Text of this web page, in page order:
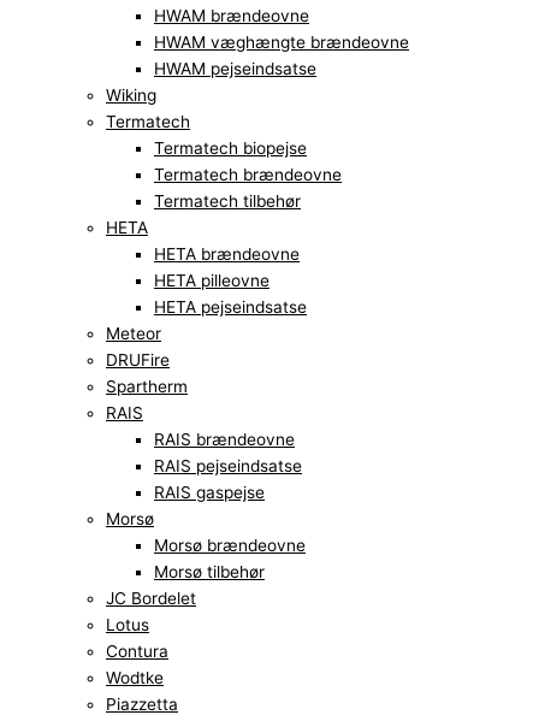
HWAM brændeovne
HWAM væghængte brændeovne
HWAM pejseindsatse
Wiking
Termatech
Termatech biopejse
Termatech brændeovne
Termatech tilbehør
HETA
HETA brændeovne
HETA pilleovne
HETA pejseindsatse
Meteor
DRUFire
Spartherm
RAIS
RAIS brændeovne
RAIS pejseindsatse
RAIS gaspejse
Morsø
Morsø brændeovne
Morsø tilbehør
JC Bordelet
Lotus
Contura
Wodtke
Piazzetta